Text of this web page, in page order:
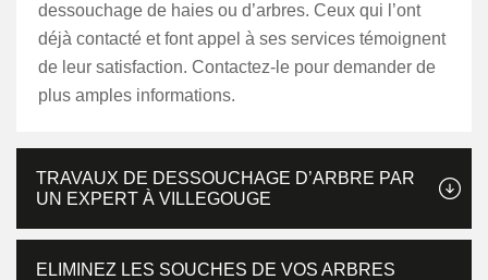
dessouchage de haies ou d’arbres. Ceux qui l’ont
déjà contacté et font appel à ses services témoignent
de leur satisfaction. Contactez-le pour demander de
plus amples informations.
TRAVAUX DE DESSOUCHAGE D’ARBRE PAR
UN EXPERT À VILLEGOUGE
ELIMINEZ LES SOUCHES DE VOS ARBRES